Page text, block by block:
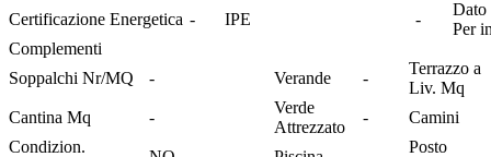
Certificazione Energetica - IPE -
Dato
Per
Complementi
Soppalchi Nr/MQ
- Verande -
Terrazzo a
Liv. Mq
Cantina Mq
-
Verde
Attrezzato
-
Camini
Condizion.
Posto